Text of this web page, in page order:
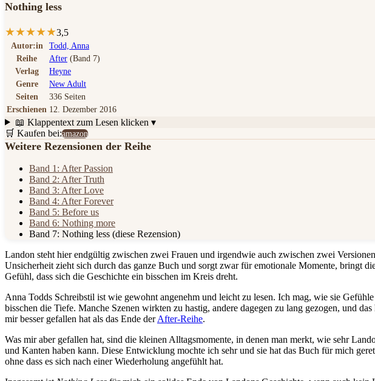
Nothing less
★★★★★3,5
Autor:in
Todd, Anna
Reihe
After (Band 7)
Verlag
Heyne
Genre
New Adult
Seiten
336 Seiten
Erschienen 12. Dezember 2016
📖 Klappentext zum Lesen klicken ▾
🛒 Kaufen bei:amazon
Weitere Rezensionen der Reihe
Band 1: After Passion
Band 2: After Truth
Band 3: After Love
Band 4: After Forever
Band 5: Before us
Band 6: Nothing more
Band 7: Nothing less (diese Rezension)
Landon steht hier endgültig zwischen zwei Frauen und irgendwie auch zwischen zwei
Unsicherheit zieht sich durch das ganze Buch und sorgt zwar für emotionale Momente, bringt
Gefühl, dass sich die Geschichte ein bisschen im Kreis dreht.
Anna Todds Schreibstil ist wie gewohnt angenehm und leicht zu lesen. Ich mag, wie sie
bisschen die Tiefe. Manche Szenen wirkten zu hastig, andere dagegen zu lang gezogen, und
mir besser gefallen hat als das Ende derAfter-Reihe.
Was mir aber gefallen hat, sind die kleinen Alltagsmomente, in denen man merkt, wie sehr
und Kanten haben kann. Diese Entwicklung mochte ich sehr und sie hat das Buch für mich
ohne dass es sich nach einer Wiederholung angefühlt hat.